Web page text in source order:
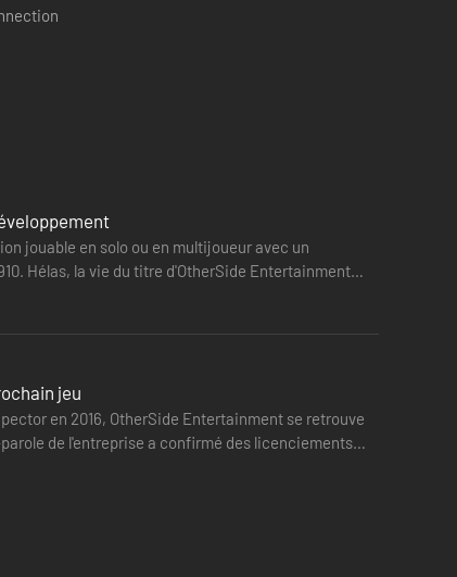
et d'improvisation pour réussir les braquages les
jouable en solo ou en multijoueur avec un
Hélas, la vie du titre d'OtherSide Entertainment
jeu
en 2016, OtherSide Entertainment se retrouve
de l'entreprise a confirmé des licenciements